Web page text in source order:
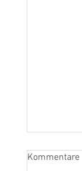
Kommentare